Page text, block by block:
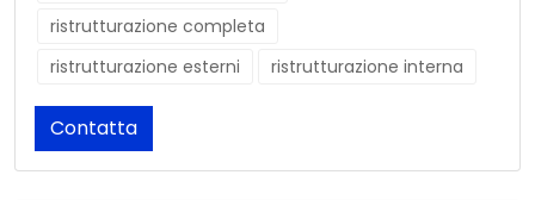
ristrutturazione completa
ristrutturazione esterni
ristrutturazione interna
Contatta